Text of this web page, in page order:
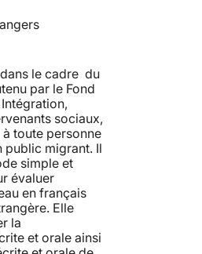
le cadre du
par le Fond
sociaux,
toute personne
public migrant. Il
simple et
évaluer
en français
Elle
la
et orale ainsi